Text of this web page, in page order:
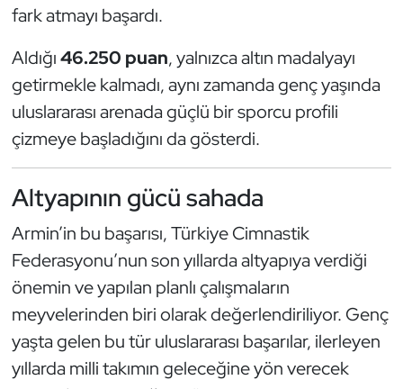
fark atmayı başardı.
Aldığı46.250 puan, yalnızca altın madalyayı
getirmekle kalmadı, aynı zamanda genç yaşında
uluslararası arenada güçlü bir sporcu profili
çizmeye başladığını da gösterdi.
Altyapının gücü sahada
Armin’in bu başarısı, Türkiye Cimnastik
Federasyonu’nun son yıllarda altyapıya verdiği
önemin ve yapılan planlı çalışmaların
meyvelerinden biri olarak değerlendiriliyor. Genç
yaşta gelen bu tür uluslararası başarılar, ilerleyen
yıllarda milli takımın geleceğine yön verecek
Kick Boks
Kürek
Masa Tenisi
Modern Pentatlon
Motor Sporları
Muay Thai
Okçuluk
Optimist